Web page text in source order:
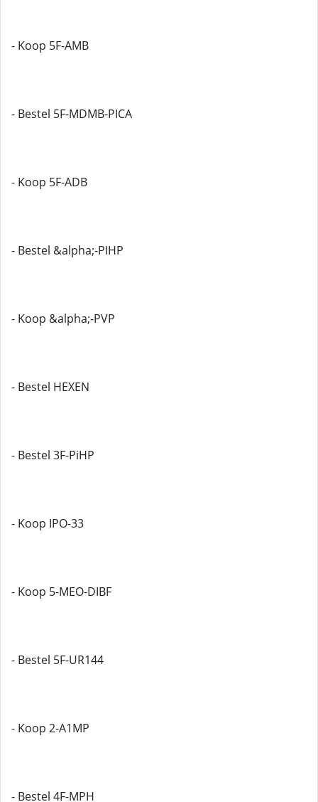
- Koop 5F-AMB
- Bestel 5F-MDMB-PICA
- Koop 5F-ADB
- Bestel &alpha;-PIHP
- Koop &alpha;-PVP
- Bestel HEXEN
- Bestel 3F-PiHP
- Koop IPO-33
- Koop 5-MEO-DIBF
- Bestel 5F-UR144
- Koop 2-A1MP
- Bestel 4F-MPH